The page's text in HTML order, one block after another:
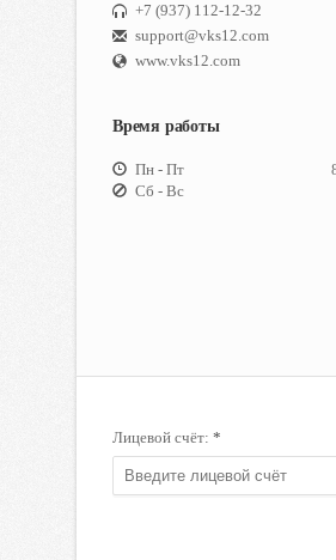
+7 (937) 112-12-32
support@vks12.com
www.vks12.com
Время работы
Пн - Пт
Сб - Вс
Лицевой счёт: *